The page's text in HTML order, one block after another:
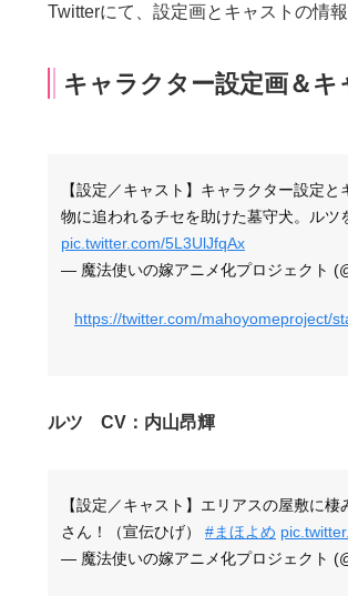
Twitterにて、設定画とキャストの情
キャラクター設定画＆キ
【設定／キャスト】キャラクター設定
物に追われるチセを助けた墓守犬。ルツ
pic.twitter.com/5L3UlJfqAx
— 魔法使いの嫁アニメ化プロジェクト
https://twitter.com/mahoyomeproject/
ルツ CV：内山昂輝
【設定／キャスト】エリアスの屋敷に
さん！（宣伝ひげ） #まほよめ
— 魔法使いの嫁アニメ化プロジェクト